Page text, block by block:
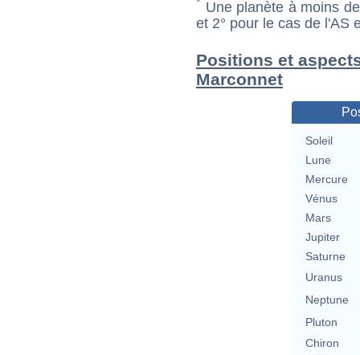
Une planète à moins
et 2° pour le cas de l'AS
Positions et
Marconnet
Soleil
Lune
Mercure
Vénus
Mars
Jupiter
Saturne
Uranus
Neptune
Pluton
Chiron